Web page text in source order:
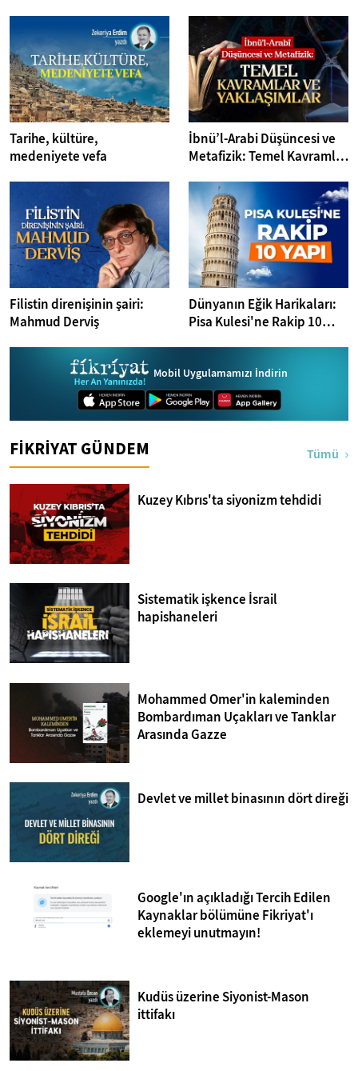
Tarihe, kültüre,
medeniyete vefa
İbnü’l-Arabi Düşüncesi ve
Metafizik: Temel Kavramlar
Filistin direnişinin şairi:
Mahmud Derviş
Dünyanın Eğik Harikaları:
Pisa Kulesi'ne Rakip 10
Mobil Uygulamamızı İndirin
FİKRİYAT GÜNDEM Tümü
Kuzey Kıbrıs'ta siyonizm tehdidi
Sistematik işkence İsrail
hapishaneleri
Mohammed Omer'in kaleminden
Bombardıman Uçakları ve Tanklar
Arasında Gazze
Devlet ve millet binasının dört direği
Google'ın açıkladığı Tercih Edilen
Kaynaklar bölümüne Fikriyat'ı
eklemeyi unutmayın!
Kudüs üzerine Siyonist-Mason
ittifakı